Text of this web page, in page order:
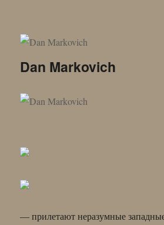
Dan Markovich
— прилетают неразумные